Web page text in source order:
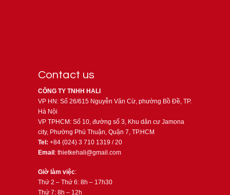
Contact us
CÔNG TY TNHH HALI
VP HN: Số 26/615 Nguyễn Văn Cừ, phường Bồ Đề, TP.
Hà Nội
VP TPHCM: Số 10, đường số 3, Khu dân cư Jamona
city, Phường Phú Thuận, Quận 7, TP.HCM
Tel: +84 (024) 3 710 1319 / 20
Email : thietkehali@gmail.com
Giờ làm việc:
Thứ 2 – Thứ 6: 8h – 17h30
Thứ 7: 8h – 12h